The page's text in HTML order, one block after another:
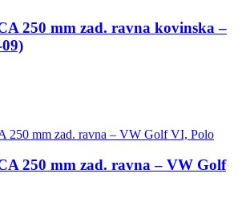
250 mm zad. ravna kovinska –
250 mm zad. ravna – VW Golf